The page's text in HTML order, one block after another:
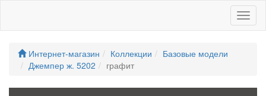
Интернет-магазин Коллекции
Базовые модели
Джемпер ж. 5202
графит